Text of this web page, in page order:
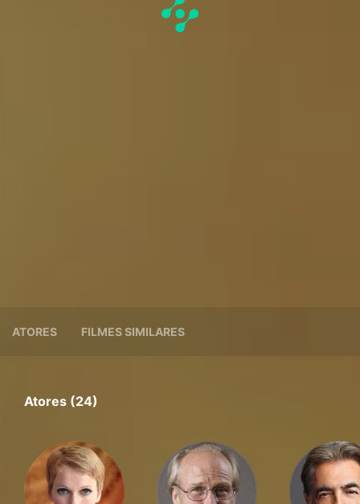
ATORES FILMES SIMILARES
Atores (24)